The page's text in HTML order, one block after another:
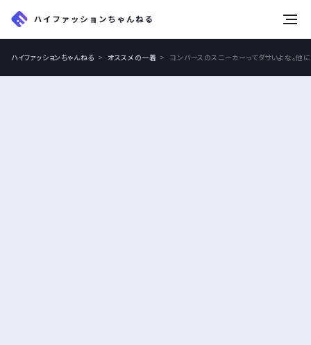
ハイファッションちゃんねる オススメの一着 コンバースのスニーカーってダサいよな。他